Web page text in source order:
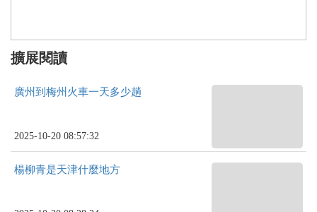
擴展閱讀
廣州到梅州火車一天多少趟
2025-10-20 08:57:32
楊柳青是天津什麼地方